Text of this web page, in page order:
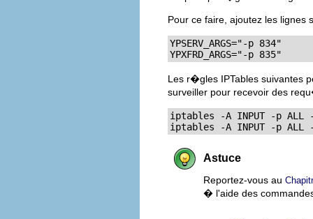
Pour ce faire, ajoutez les lignes
YPSERV_ARGS="-p 834"
YPXFRD_ARGS="-p 835"
Les r�gles IPTables
surveiller pour recevoir des
iptables -A INPUT -p
iptables -A INPUT -p
Astuce
Reportez-vous au
� l'aide des